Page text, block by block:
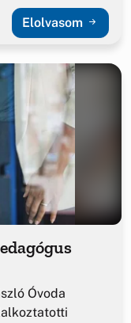
Elolvasom
Óvoda